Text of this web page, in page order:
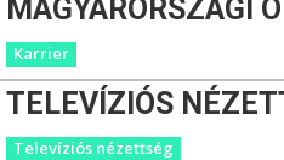
MAGYARORSZÁGI
Karrier
TELEVÍZIÓS
Televíziós nézettség